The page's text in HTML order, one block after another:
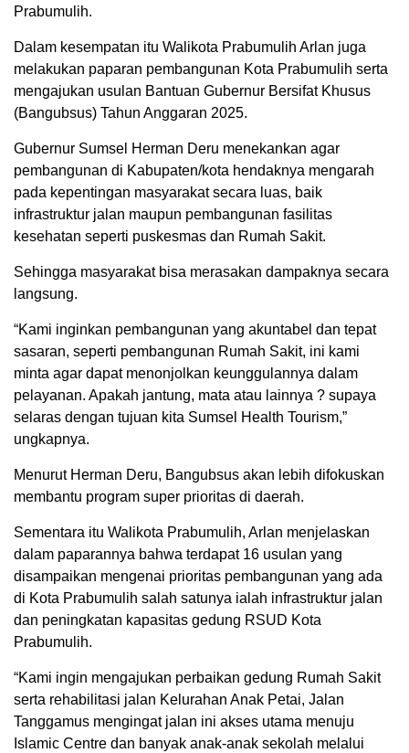
Prabumulih.
Dalam kesempatan itu Walikota Prabumulih Arlan juga
melakukan paparan pembangunan Kota Prabumulih serta
mengajukan usulan Bantuan Gubernur Bersifat Khusus
(Bangubsus) Tahun Anggaran 2025.
Gubernur Sumsel Herman Deru menekankan agar
pembangunan di Kabupaten/kota hendaknya mengarah
pada kepentingan masyarakat secara luas, baik
infrastruktur jalan maupun pembangunan fasilitas
kesehatan seperti puskesmas dan Rumah Sakit.
Sehingga masyarakat bisa merasakan dampaknya secara
langsung.
“Kami inginkan pembangunan yang akuntabel dan tepat
sasaran, seperti pembangunan Rumah Sakit, ini kami
minta agar dapat menonjolkan keunggulannya dalam
pelayanan. Apakah jantung, mata atau lainnya ? supaya
selaras dengan tujuan kita Sumsel Health Tourism,”
ungkapnya.
Menurut Herman Deru, Bangubsus akan lebih difokuskan
membantu program super prioritas di daerah.
Sementara itu Walikota Prabumulih, Arlan menjelaskan
dalam paparannya bahwa terdapat 16 usulan yang
disampaikan mengenai prioritas pembangunan yang ada
di Kota Prabumulih salah satunya ialah infrastruktur jalan
dan peningkatan kapasitas gedung RSUD Kota
Prabumulih.
“Kami ingin mengajukan perbaikan gedung Rumah Sakit
serta rehabilitasi jalan Kelurahan Anak Petai, Jalan
Tanggamus mengingat jalan ini akses utama menuju
Islamic Centre dan banyak anak-anak sekolah melalui